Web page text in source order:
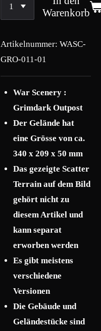
Warenkorb
Artikelnummer: WASC-
GRO-011-01
War Scenery :
Grimdark Outpost
Der Gelände hat
eine Grösse von ca.
340 x 209 x 50 mm
Das gezeigte Scatter
Terrain auf dem Bild
gehört nicht zu
diesem Artikel und
kann separat
erworben werden
Es gibt meistens
verschiedene
Versionen
Die Gebäude und
Geländestücke sind